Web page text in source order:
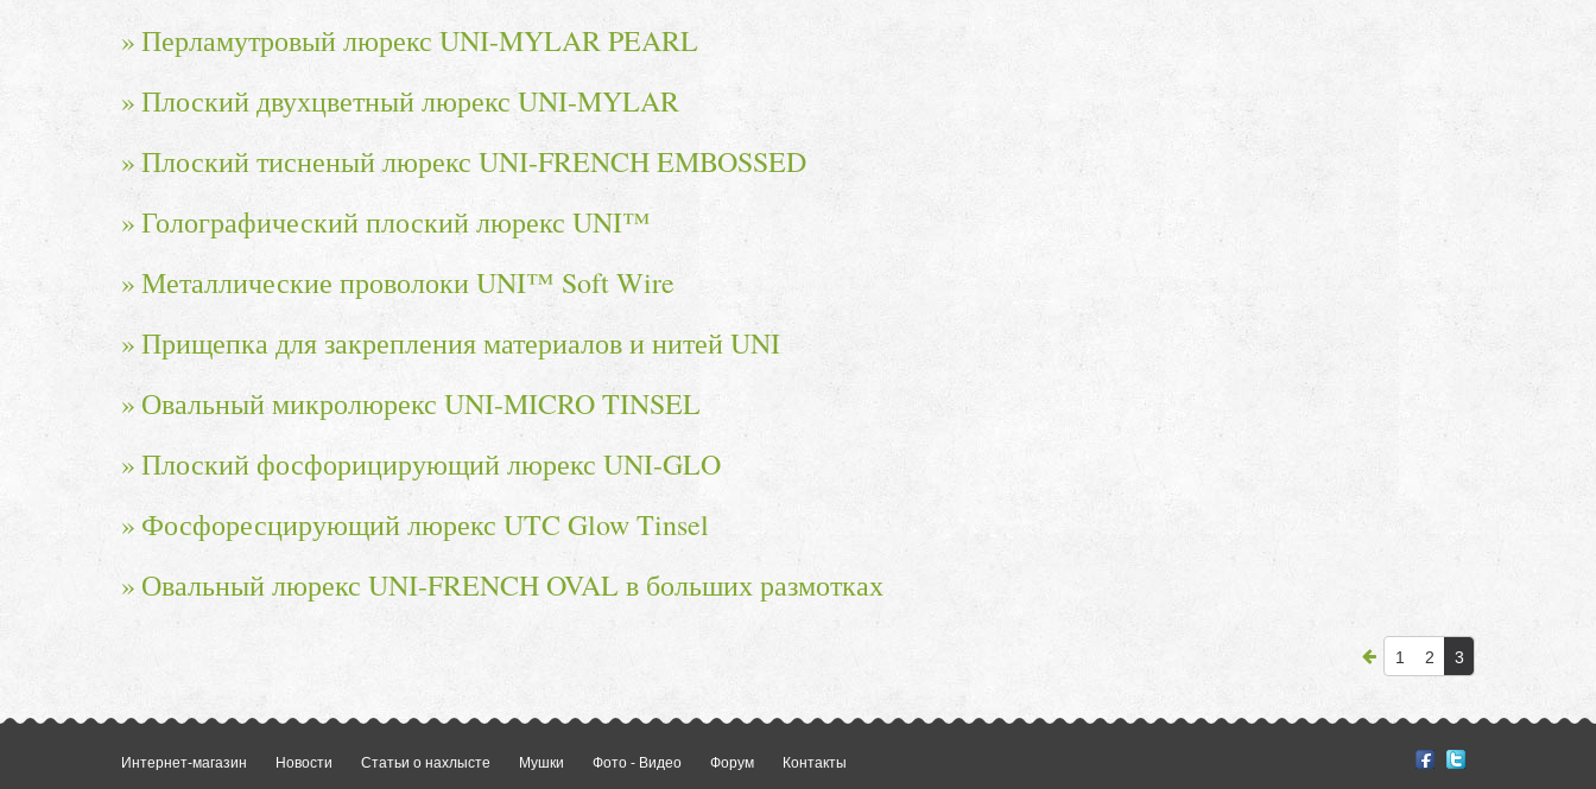
Перламутровый люрекс UNI-MYLAR PEARL
Плоский двухцветный люрекс UNI-MYLAR
Плоский тисненый люрекс UNI-FRENCH EMBOSSED
Голографический плоский люрекс UNI™
Металлические проволоки UNI™ Soft Wire
Прищепка для закрепления материалов и нитей UNI
Овальный микролюрекс UNI-MICRO TINSEL
Плоский фосфорицирующий люрекс UNI-GLO
Фосфоресцирующий люрекс UTC Glow Tinsel
Овальный люрекс UNI-FRENCH OVAL в больших размотках
1 2 3
Интернет-магазин Новости Статьи о нахлысте Мушки Фото - Видео Форум Контакты